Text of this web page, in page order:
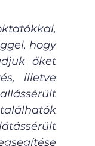
hogy
őket
illetve